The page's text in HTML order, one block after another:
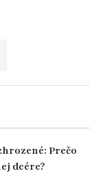
dcére?